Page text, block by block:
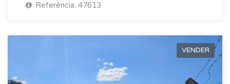
Referência: 47613
VENDER